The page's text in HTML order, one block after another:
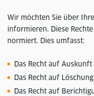
Wir möchten Sie über
informieren. Diese
normiert. Dies umfasst:
Das Recht auf Auskunft
Das Recht auf
Das Recht auf